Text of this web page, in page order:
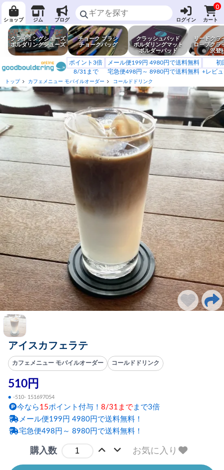
ショップ ジム ブログ ログイン
0
カート
クライミングシューズ
ボルダリングシューズ
チョーク ブラシ
チョークバッグ
クラッシュパッド
ボルダリングマット
ボルダーパッド
リードクラ
ロープクラ
沢登
ポイント3倍
8/31まで
メール便199円 4980円で送料無料
宅急便498円～ 8980円で送料無料
初
+レビ
トップ カフェメニュー モバイルオーダー コールドドリンク
アイスカフェラテ
カフェメニュー モバイルオーダー コールドドリンク
510円
● -510- 151697054
今なら 15ポイント付与！ 8/31まで まで3倍
メール便199円 4980円で送料無料！
宅急便498円～ 8980円で送料無料！
購入数 お気に入り